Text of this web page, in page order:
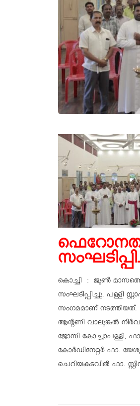
കൊച്ചി : ജൂൺ
സംഘടിപ്പിച്ചു. പള്ളി
സംഗമമാണ് നടത്തിയത്.
ആന്റണി വാലുങ്കൽ
ജോസി കോച്ചാപള്ളി,
കോർഡിനേറ്റർ ഫാ.
ചെറിയകടവിൽ ഫാ.